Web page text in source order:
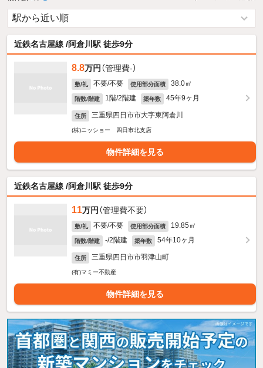
近鉄名古屋線 /阿倉川駅 徒歩9分
8.8万円 （管理費-）
敷/礼 不要/不要 使用部分面積 38.0㎡
階数/階建 1階/2階建 築年数 45年9ヶ月
住所 三重県四日市市大字東阿倉川
(株)ニッショー 四日市北支店
物件詳細を見る
近鉄名古屋線 /阿倉川駅 徒歩9分
11万円 （管理費不要）
敷/礼 不要/不要 使用部分面積 19.85㎡
階数/階建 -/2階建 築年数 54年10ヶ月
住所 三重県四日市市羽津山町
(有)マミー不動産
物件詳細を見る